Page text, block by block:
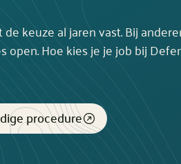
keuze al jaren vast. Bij
open. Hoe kies je je job bij
procedure